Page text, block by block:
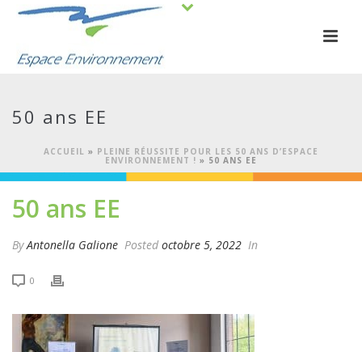
50 ans EE
ACCUEIL » PLEINE RÉUSSITE POUR LES 50 ANS D’ESPACE
ENVIRONNEMENT ! » 50 ANS EE
50 ans EE
ByAntonella Galione Posted octobre 5, 2022 In
0